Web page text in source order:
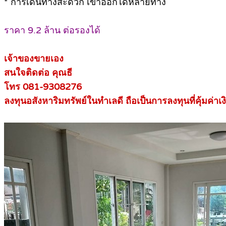
ราคา 9.2 ล้าน ต่อรองได้
เจ้าของขายเอง
สนใจติดต่อ คุณธี
โทร 081-9308276
ลงทุนอสังหาริมทรัพย์ในทำเลดี ถือเป็นการลงทุนที่คุ้มค่าเ